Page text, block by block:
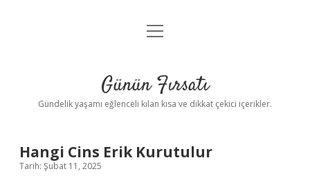
Anasayfa
Yasal Uyarı
menüyü
Günün Fırsatı
Gündelik yaşamı eğlenceli kılan kısa ve dikkat çekici içerikler.
Hangi Cins Erik Kurutulur
Tarih: Şubat 11, 2025